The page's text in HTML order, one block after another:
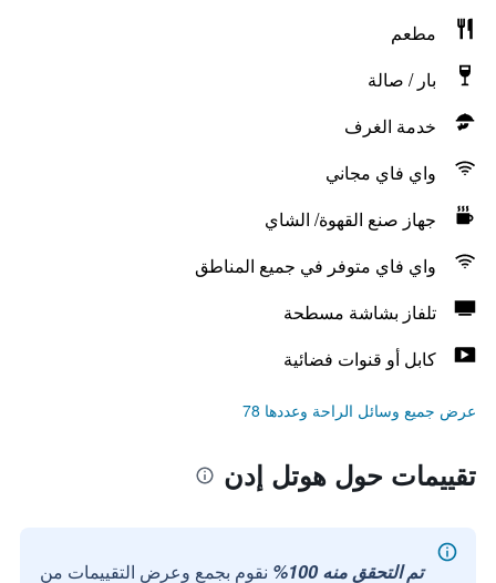
مطعم
بار / صالة
خدمة الغرف
واي فاي مجاني
جهاز صنع القهوة/ الشاي
واي فاي متوفر في جميع المناطق
تلفاز بشاشة مسطحة
كابل أو قنوات فضائية
عرض جميع وسائل الراحة وعددها 78
تقييمات حول هوتل إدن
تم التحقق منه 100% نقوم بجمع وعرض التقييمات من